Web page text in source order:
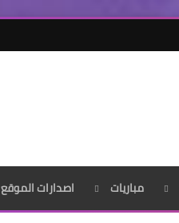
مباريات اصدارات الموقع